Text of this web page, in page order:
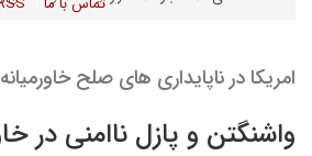
امریکا در ناپایداری های صلح
واشنگتن و پازل ناامنی در